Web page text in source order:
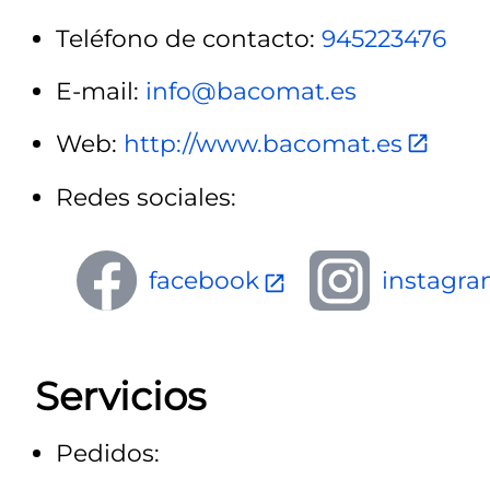
Teléfono de contacto: 945223476
E-mail: info@bacomat.es
Web: http://www.bacomat.es
Redes sociales:
facebook
Servicios
Pedidos: